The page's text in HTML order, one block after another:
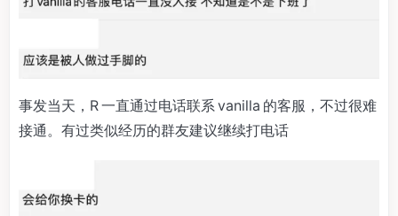
事发当天，R 一直通过电话联系 vanilla 的客服，不过很难
接通。有过类似经历的群友建议继续打电话